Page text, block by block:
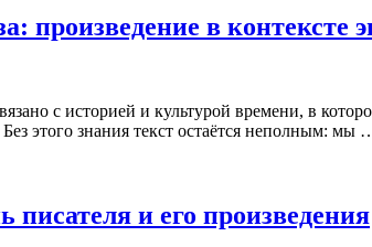
произведение в контексте
с историей и культурой времени, в
этого знания текст остаётся неполным: мы
и его произведения